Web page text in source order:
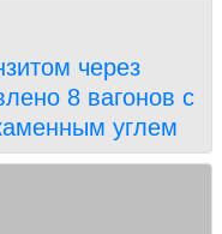
через
8 вагонов с
углем